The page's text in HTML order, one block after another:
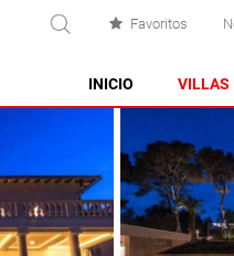
Favoritos
INICIO VILLAS
ES CASTELL
ES GRAU
MAHÓN